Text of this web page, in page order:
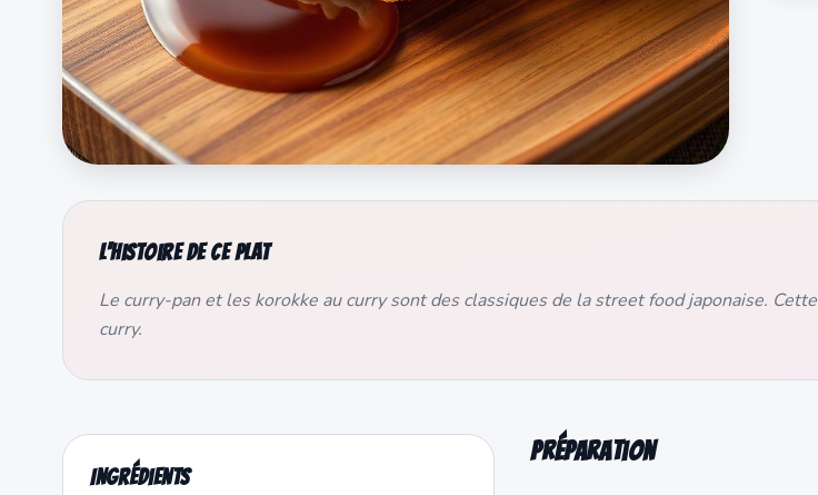
L'histoire de ce plat
Le curry-pan et les korokke au curry sont des classiques de la street food japonaise.
curry.
Ingrédients
Préparation